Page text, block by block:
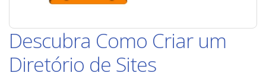
Descubra Como Criar um
Diretório de Sites